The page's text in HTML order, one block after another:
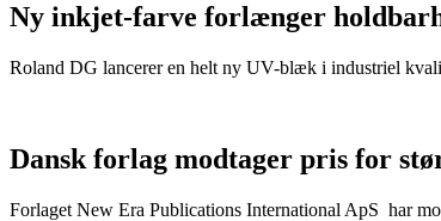
Ny inkjet-farve forlænger
Roland DG lancerer en helt ny UV-blæk i industriel
Dansk forlag modtager pris for
Forlaget New Era Publications International ApS har